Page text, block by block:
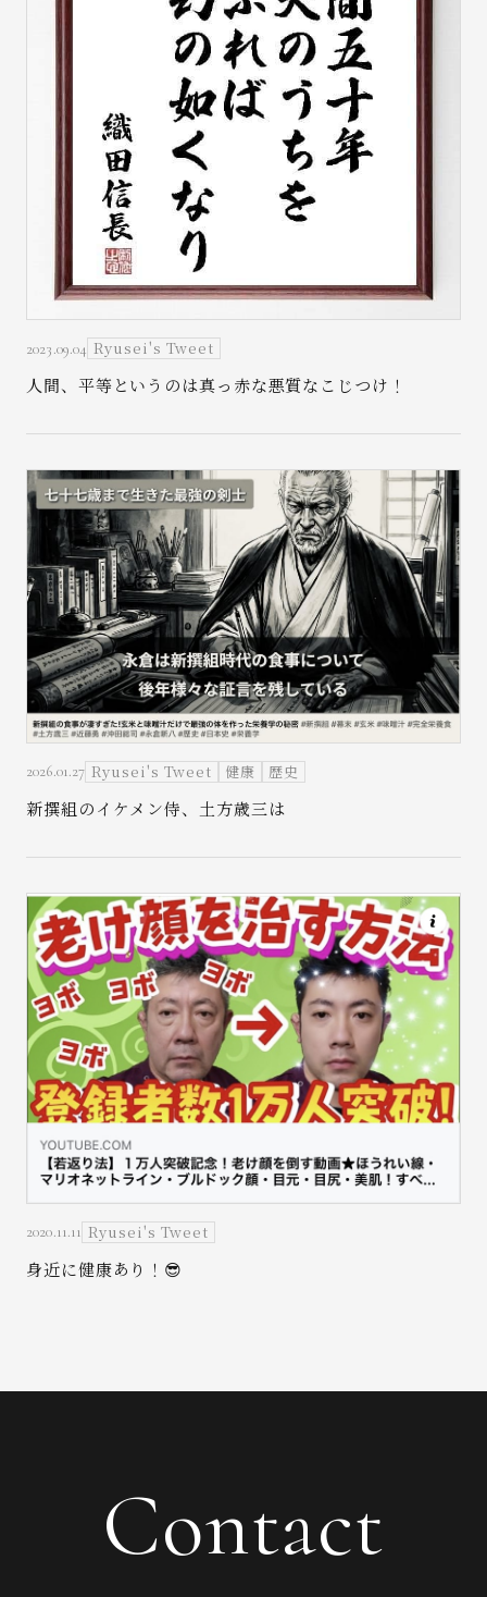
2023.09.04 Ryusei's Tweet
人間、平等というのは真っ赤な悪質なこじつけ！
2026.01.27 Ryusei's Tweet 健康 歴史
新撰組のイケメン侍、土方歳三は
2020.11.11 Ryusei's Tweet
身近に健康あり！😎
Contact